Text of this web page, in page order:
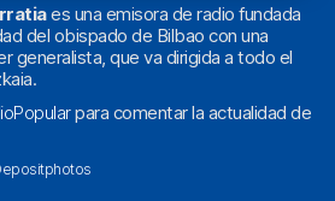
es una emisora de radio fundada
del obispado de Bilbao con una
generalista, que va dirigida a todo el
para comentar la actualidad de